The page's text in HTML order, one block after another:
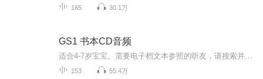
165 30.1万
GS1 书本CD音频
153 55.4万